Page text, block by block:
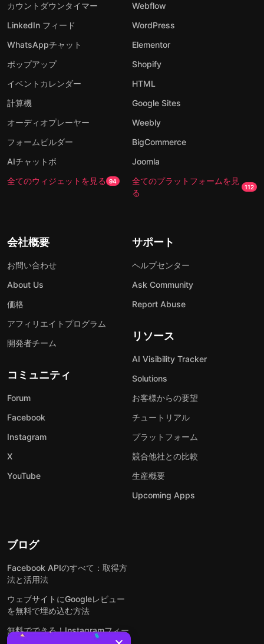
カウントダウンタイマー
LinkedIn フィード
WhatsAppチャット
ポップアップ
イベントカレンダー
計算機
オーディオプレーヤー
フォームビルダー
AIチャットボ
全てのウィジェットを見る 94
Webflow
WordPress
Elementor
Shopify
HTML
Google Sites
Weebly
BigCommerce
Joomla
全てのプラットフォームを見
る
112
会社概要
お問い合わせ
About Us
価格
アフィリエイトプログラム
開発者チーム
コミュニティ
Forum
Facebook
Instagram
X
YouTube
サポート
ヘルプセンター
Ask Community
Report Abuse
リソース
AI Visibility Tracker
Solutions
お客様からの要望
チュートリアル
プラットフォーム
競合他社との比較
生産概要
Upcoming Apps
ブログ
Facebook APIのすべて：取得方
法と活用法
ウェブサイトにGoogleレビュー
を無料で埋め込む方法
無料でできる！Instagramフィー